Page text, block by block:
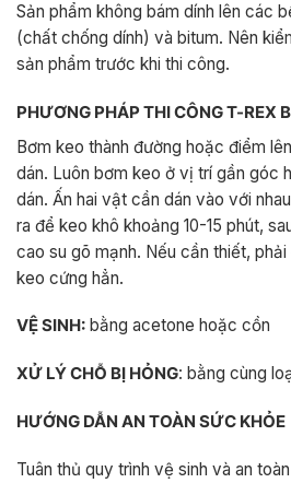
Sản phẩm không bám dính lên các
(chất chống dính) và bitum. Nên
sản phẩm trước khi thi công.
PHƯƠNG PHÁP THI CÔNG T-REX
Bơm keo thành đường hoặc điểm
dán. Luôn bơm keo ở vị trí gần góc
dán. Ấn hai vật cần dán vào với
ra để keo khô khoảng 10-15 phút,
cao su gõ mạnh. Nếu cần thiết,
keo cứng hẳn.
VỆ SINH: bằng acetone hoặc cồn
XỬ LÝ CHỖ BỊ HỎNG: bằng cùng
HƯỚNG DẪN AN TOÀN SỨC KHỎE
Tuân thủ quy trình vệ sinh và an